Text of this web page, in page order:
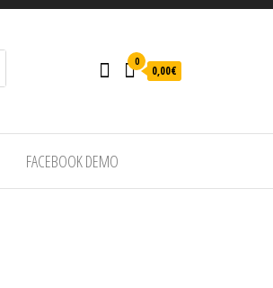
0
0,00€
FACEBOOK DEMO